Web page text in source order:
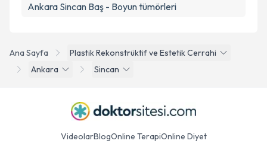
Ana Sayfa
Plastik Rekonstrüktif ve Estetik Cerrahi
Ankara
Sincan
Ankara Sincan Baş - Boyun tümörleri
VideolarBlogOnline TerapiOnline Diyet